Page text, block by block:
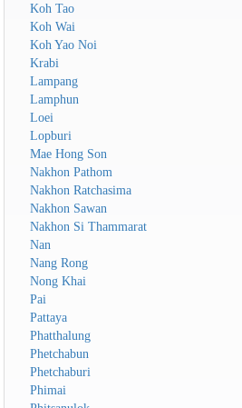
Koh Tao
Koh Wai
Koh Yao Noi
Krabi
Lampang
Lamphun
Loei
Lopburi
Mae Hong Son
Nakhon Pathom
Nakhon Ratchasima
Nakhon Sawan
Nakhon Si Thammarat
Nan
Nang Rong
Nong Khai
Pai
Pattaya
Phatthalung
Phetchabun
Phetchaburi
Phimai